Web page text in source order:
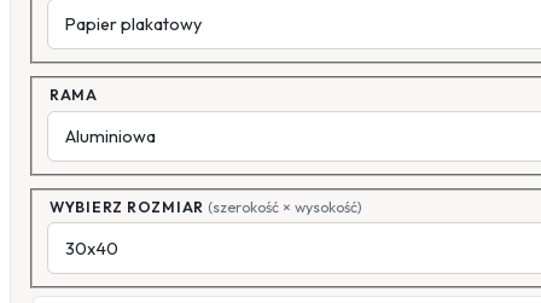
RAMA
WYBIERZ ROZMIAR (szerokość × wysokość)